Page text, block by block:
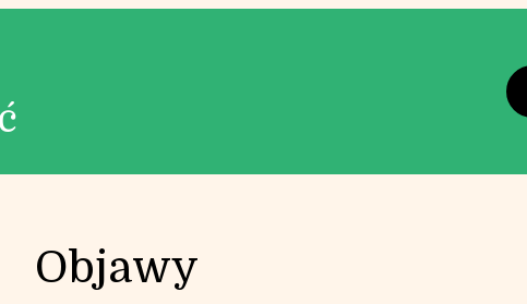
Objawy